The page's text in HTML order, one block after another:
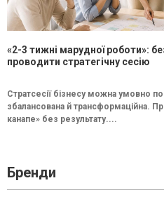
«2-3 тижні марудної роботи»:
проводити стратегічну сесію
Стратсесії бізнесу можна умовно
збалансована й трансформаційна.
канапе» без результату....
Бренди